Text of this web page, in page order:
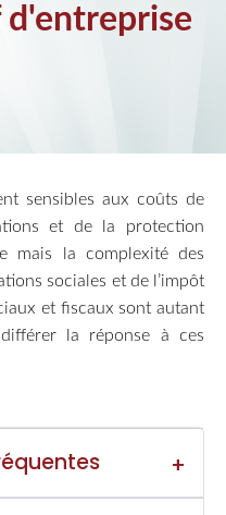
d'entreprise
sensibles aux coûts de
et de la protection
mais la complexité des
sociales et de l’impôt
et fiscaux sont autant
la réponse à ces